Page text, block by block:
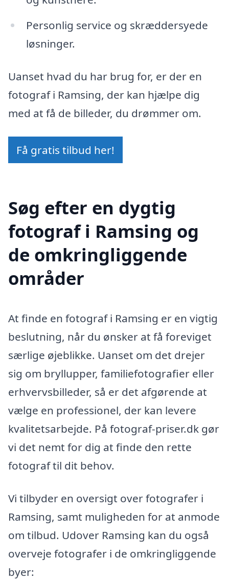
Personlig service og skræddersyede
løsninger.
Uanset hvad du har brug for, er der en
fotograf i Ramsing, der kan hjælpe dig
med at få de billeder, du drømmer om.
Få gratis tilbud her!
Søg efter en dygtig
fotograf i Ramsing og
de omkringliggende
områder
At finde en fotograf i Ramsing er en vigtig
beslutning, når du ønsker at få foreviget
særlige øjeblikke. Uanset om det drejer
sig om bryllupper, familiefotografier eller
erhvervsbilleder, så er det afgørende at
vælge en professionel, der kan levere
kvalitetsarbejde. På fotograf-priser.dk gør
vi det nemt for dig at finde den rette
fotograf til dit behov.
Vi tilbyder en oversigt over fotografer i
Ramsing, samt muligheden for at anmode
om tilbud. Udover Ramsing kan du også
overveje fotografer i de omkringliggende
byer: